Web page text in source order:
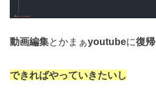
動画編集とかまぁyoutubeに復帰
できればやっていきたいし